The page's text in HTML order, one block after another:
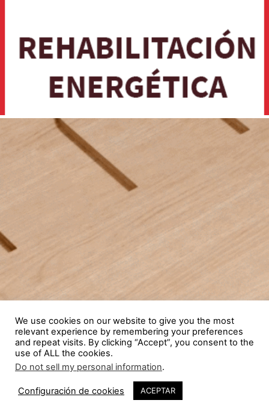
We use cookies on our website to give you the most
relevant experience by remembering your preferences
and repeat visits. By clicking “Accept”, you consent to the
use of ALL the cookies.
Do not sell my personal information.
Configuración de cookies ACEPTAR